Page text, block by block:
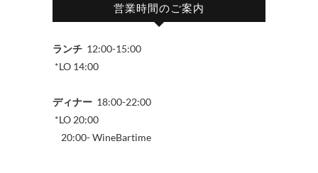
営業時間のご案内
ランチ 12:00-15:00
*LO 14:00
ディナー 18:00-22:00
*LO 20:00
20:00- WineBartime